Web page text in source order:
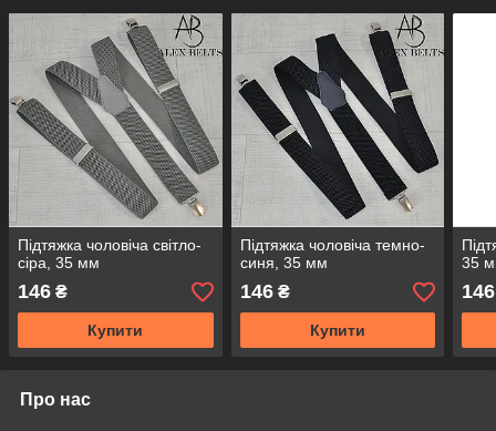
Підтяжка чоловіча світло-
сіра, 35 мм
146 ₴
Купити
Підтяжка чоловіча темно-
синя, 35 мм
146₴
Купити
35
146
Про нас